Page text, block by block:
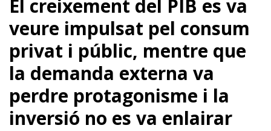
El creixement del PIB es va
veure impulsat pel consum
privat i públic, mentre que
la demanda externa va
perdre protagonisme i la
inversió no es va enlairar